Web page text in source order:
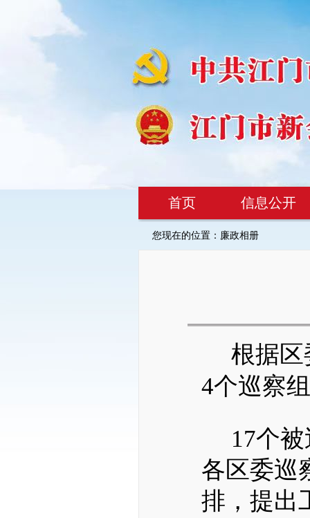
首页 信息公开
您现在的位置： 廉政相册
根据区
4个巡察
17个
各区委巡
排，提出